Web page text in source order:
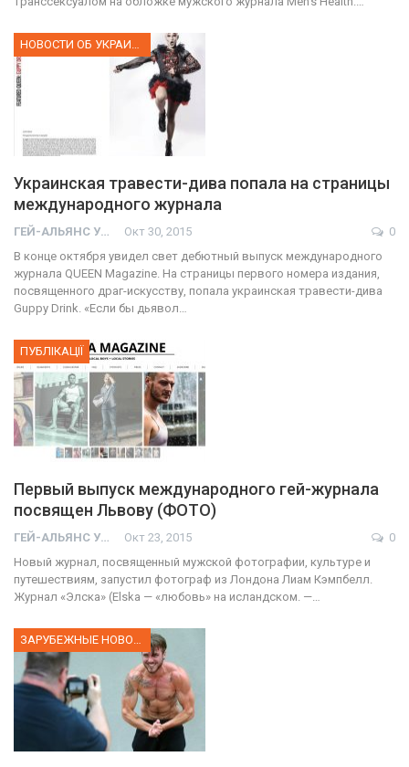
НОВОСТИ ОБ УКРАИНЕ
Украинская травести-дива попала на страницы
международного журнала
ГЕЙ-АЛЬЯНС УКРАИНА Окт 30, 2015
0
В конце октября увидел свет дебютный выпуск международного
журнала QUEEN Magazine. На страницы первого номера издания,
посвященного драг-искусству, попала украинская травести-дива
Guppy Drink. «Если бы дьявол…
ПУБЛІКАЦІЇ
Первый выпуск международного гей-журнала
посвящен Львову (ФОТО)
ГЕЙ-АЛЬЯНС УКРАИНА Окт 23, 2015
0
Новый журнал, посвященный мужской фотографии, культуре и
путешествиям, запустил фотограф из Лондона Лиам Кэмпбелл.
Журнал «Элска» (Elska — «любовь» на исландском. —…
ЗАРУБЕЖНЫЕ НОВОСТИ